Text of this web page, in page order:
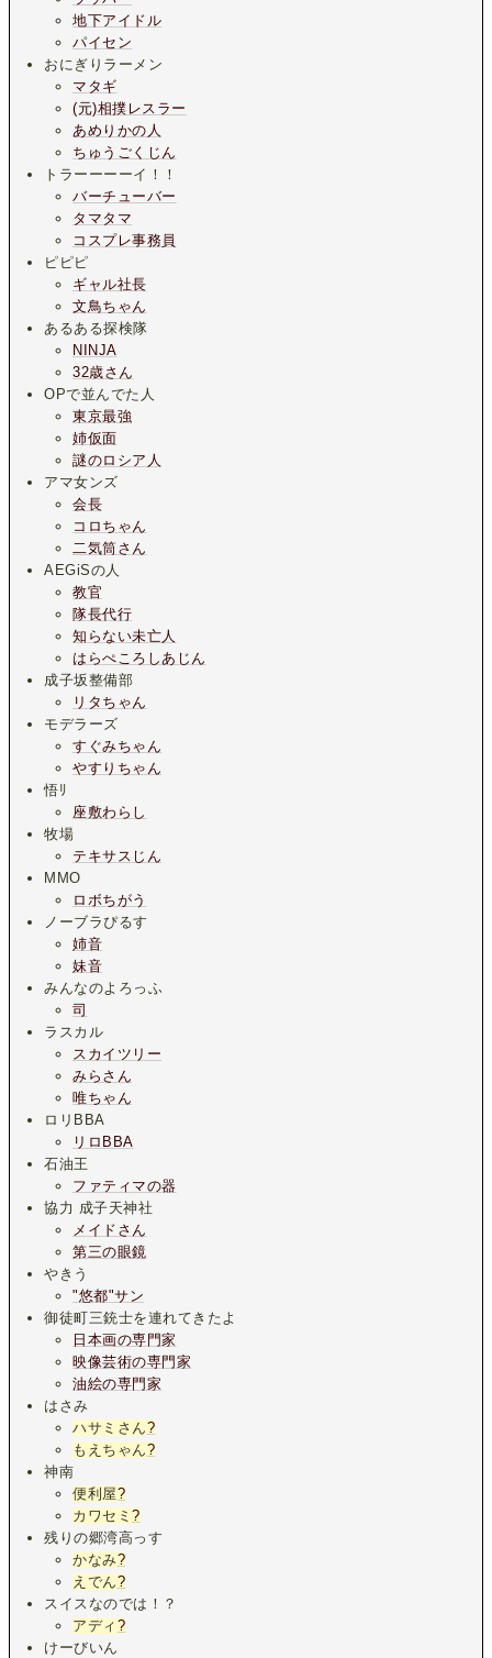
地下アイドル
パイセン
おにぎりラーメン
マタギ
(元)相撲レスラー
あめりかの人
ちゅうごくじん
トラーーーーイ！！
バーチューバー
タマタマ
コスプレ事務員
ピピピ
ギャル社長
文鳥ちゃん
あるある探検隊
NINJA
32歳さん
OPで並んでた人
東京最強
姉仮面
謎のロシア人
アマ女ンズ
会長
コロちゃん
二気筒さん
AEGiSの人
教官
隊長代行
知らない未亡人
はらぺころしあじん
成子坂整備部
リタちゃん
モデラーズ
すぐみちゃん
やすりちゃん
悟ﾘ
座敷わらし
牧場
テキサスじん
MMO
ロボちがう
ノーブラぴるす
姉音
妹音
みんなのよろっふ
司
ラスカル
スカイツリー
みらさん
唯ちゃん
ロリBBA
リロBBA
石油王
ファティマの器
協力 成子天神社
メイドさん
第三の眼鏡
やきう
"悠都"サン
御徒町三銃士を連れてきたよ
日本画の専門家
映像芸術の専門家
油絵の専門家
はさみ
ハサミさん?
もえちゃん?
神南
便利屋?
カワセミ?
残りの郷湾高っす
かなみ?
えでん?
スイスなのでは！？
アディ ?
けーびいん